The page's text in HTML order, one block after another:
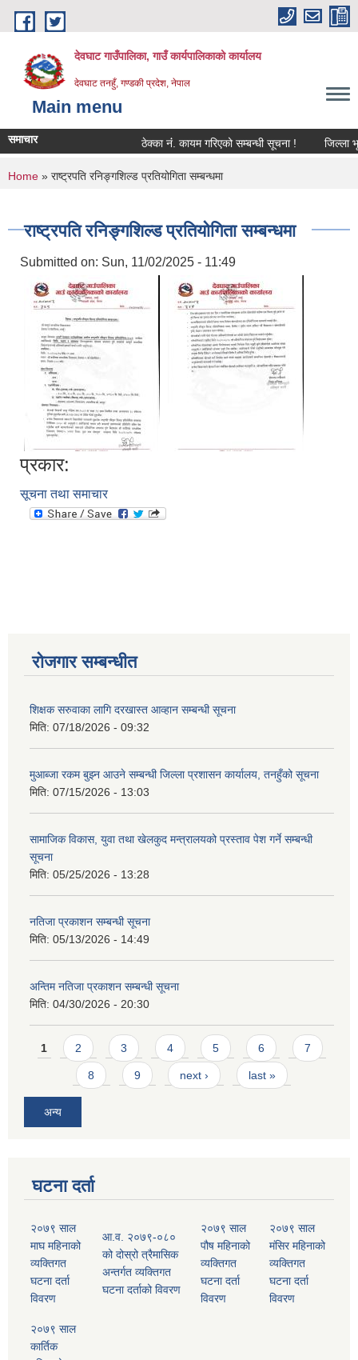
Skip to main content
देवघाट गाउँपालिका, गाउँ कार्यपालिकाको कार्यालय
देवघाट तनहुँ, गण्डकी प्रदेश, नेपाल
Main menu
समाचार ठेक्का नंं. कायम गरिएको सम्बन्धी सूचना ! जिल्ला
You are here
Home » राष्ट्रपति रनिङ्गशिल्ड प्रतियोगिता सम्बन्धमा
राष्ट्रपति रनिङ्गशिल्ड प्रतियोगिता सम्बन्धमा
Submitted on: Sun, 11/02/2025 - 11:49
प्रकार:
सूचना तथा समाचार
रोजगार सम्बन्धीत
शिक्षक सरुवाका लागि दरखास्त आव्हान सम्बन्धी सूचना
मिति: 07/18/2026 - 09:32
मुआब्जा रकम बुझ्न आउने सम्बन्धी जिल्ला प्रशासन कार्यालय, तनहुँको सूचना
मिति: 07/15/2026 - 13:03
सामाजिक विकास, युवा तथा खेलकुद मन्त्रालयको प्रस्ताव पेश गर्ने सम्बन्धी
सूचना
मिति: 05/25/2026 - 13:28
नतिजा प्रकाशन सम्बन्धी सूचना
मिति: 05/13/2026 - 14:49
अन्तिम नतिजा प्रकाशन सम्बन्धी सूचना
मिति: 04/30/2026 - 20:30
Pages
1 2 3 4 5 6 7
8 9 next › last »
अन्य
घटना दर्ता
२०७९ साल
माघ महिनाको
व्यक्तिगत
घटना दर्ता
विवरण
आ.व. २०७९-०८०
को दोस्रो त्रैमासिक
अन्तर्गत व्यक्तिगत
घटना दर्ताको विवरण
२०७९ साल
पौष महिनाको
व्यक्तिगत
घटना दर्ता
विवरण
२०७९ साल
मंसिर महिनाको
व्यक्तिगत
घटना दर्ता
विवरण
२०७९ साल
कार्तिक